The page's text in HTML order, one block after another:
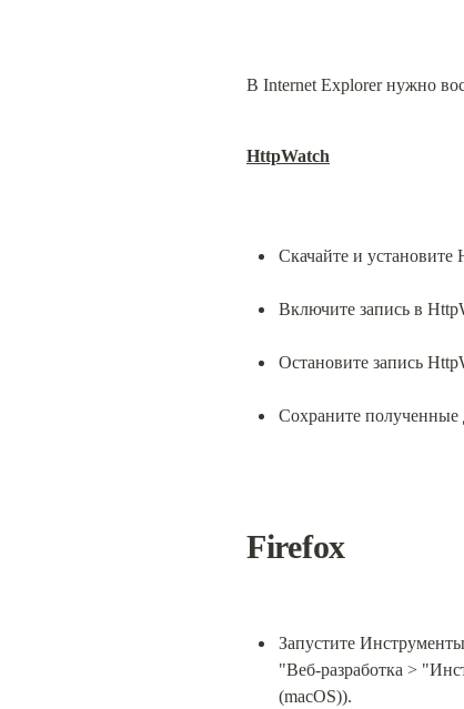
В Internet Explorer нужно
HttpWatch
Скачайте и установите
Включите запись в
Остановите запись
Сохраните
Firefox
Запустите
"Веб-разработка >
(macOS)).